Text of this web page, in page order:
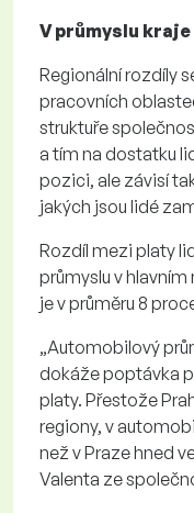
V průmyslu kraje
Regionální rozdíly
pracovních
struktuře
a tím na dostatku
pozici, ale závisí
jakých jsou lidé
Rozdíl mezi platy
průmyslu v
je v průměru 8
„Automobilový
dokáže poptávka
platy. Přestože
regiony, v
než v Praze hned
Valenta ze